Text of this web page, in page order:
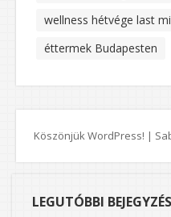
wellness hétvége last
éttermek Budapesten
Köszönjük WordPress! |
LEGUTÓBBI